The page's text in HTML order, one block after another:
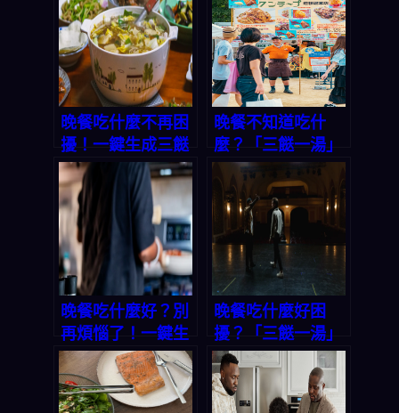
晚餐吃什麼不再困
擾！一鍵生成三餸
一湯，省時省錢的
Smart Meal
Planning 法寶
晚餐不知道吃什
麼？「三餸一湯」
一鍵生成，讓你輕
鬆搞定今晚菜單｜
2026 轉化率優化
專題
晚餐吃什麼好？別
再煩惱了！一鍵生
成三餸一湯，讓你
十分鐘搞定全家晚
餐
晚餐吃什麼好困
擾？「三餸一湯」
一鍵生成，選擇困
難症有救了！